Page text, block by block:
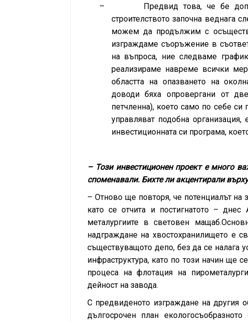
–
Предвид това, че бе
строителството започна веднага
можем да продължим с
изграждаме съоръжение в
на въпроса, ние следваме
реализираме навреме всички
областта на опазването на
доводи бяха опровергани от
петчленна), което само по себе си
управляват подобна
инвестиционната си програма,
–Този инвестиционен проект е много
споменавали. Бихте ли акцентирали
– Отново ще повторя, че потенциалът на
като се отчита и постигнатото –
металургиите в световен мащаб.
надграждане на хвостохранилището е
съществуващото депо, без да се налага
инфраструктура, като по този начин ще
процеса на флотация на
дейност на завода.
С предвиденото изграждане на другия
дългосрочен план